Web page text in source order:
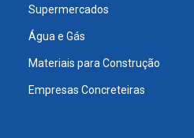
Supermercados
Água e Gás
Materiais para Construção
Empresas Concreteiras